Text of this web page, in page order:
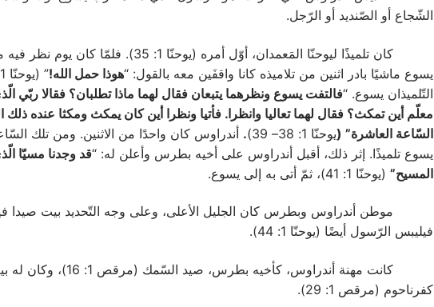
الشّجاع أو الصّنديد أو الرّجل.
كان تلميذًا ليوحنّا المَعمدان، أوّل أمره (يوحنّا 1: 35). فلمّا
يسوع ماشيًا بادر اثنين من تلاميذه كانا واقفَين معه بالقول: “هوذا حمل الله!
التّلميذان يسوع. “فالتفت يسوع ونظرهما يتبعان فقال لهما ماذا تطلبان؟ فقالا ربّي
معلّم أين تمكث؟ فقال لهما تعاليا وانظرا. فأتيا ونظرا أين كان يمكث ومكثا عنده ذلك
السّاعة العاشرة” (يوحنّا 1: 38– 39) . أندراوس كان واحدًا من الاثنين. ومن تلك
يسوع تلميذًا. إثر ذلك، أقبل أندراوس على أخيه بطرس وأعلن له: “قد وجدنا مسيّا
المسيح” (يوحنّا 1: 41)، ثمّ أتى به إلى يسوع.
موطن أندراوس وبطرس كان الجليل الأعلى، وعلى وجه التّحديد بيت صيدا
فيليبس الرّسول أيضًا (يوحنّا 1: 44).
كانت مهنة أندراوس، كأخيه بطرس، صيد السّمك
كفرناحوم (مرقص 1: 29).